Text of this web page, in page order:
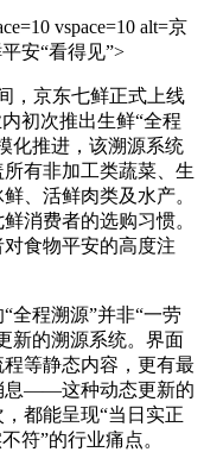
vspace=10 alt=京
安“看得见”>
京东七鲜正式上线
初次推出生鲜“全程
化推进，该溯源系统
有非加工类蔬菜、生
、活鲜肉类及水产。
消费者的选购习惯。
食物平安的高度注
程溯源”并非“一劳
新的溯源系统。界面
等静态内容，更有最
息——这种动态更新的
都能呈现“当日实正
符”的行业痛点。